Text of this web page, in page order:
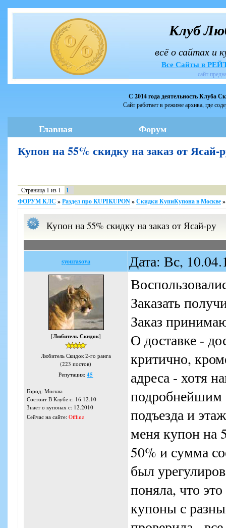
Клуб
всё о сайтах и
Все Сайты в
сайт
С 2014 года деятельность Клуба
Сайт работает в режиме архива, где
Главная Форум
Купон на 55% скидку на заказ от
Страница 1 из 1
1
ФОРУМ КЛС »Раздел про KUPIKUPON»Скидки КупиКупона в Москве»
Купон на 55% скидку на заказ от Ясай-ру
syourasova Дата: Вс,
[Любитель Скидок]
Любитель Скидок 2-го ранга
(223 постов)
Репутация:45
Город: Москва
Состоит В Клубе с: 16.12.10
Знает о купонах с: 12.2010
Сейчас на сайте: Offline
Заказать
Заказ
О доставке -
критично,
адреса - хотя
подробнейшим
подъезда и
меня купон на
50% и сумма
был
поняла, что
купоны с